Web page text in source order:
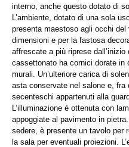
interno, anche questo dotato di
L’ambiente, dotato di una sola
presenta maestoso agli occhi
dimensioni e per la fastosa
affrescate a più riprese
cassettonato ha cornici dorate in
murali. Un’ulteriore carica di
asta conservate nel salone e,
secenteschi appartenuti alla
L’illuminazione è ottenuta con
appoggiate al pavimento in
sedere, è presente un tavolo per
la sala per eventuali proiezioni.